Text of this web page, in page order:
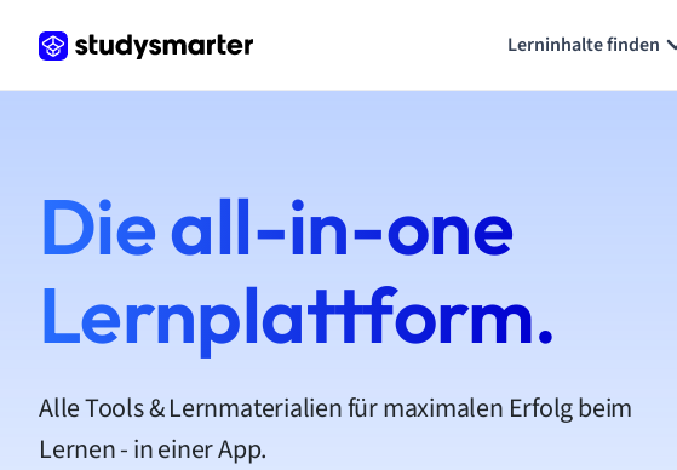
Lerninhalte finden
Die all-in-one
Lernplattform.
Alle Tools & Lernmaterialien für maximalen Erfolg beim
Lernen - in einer App.